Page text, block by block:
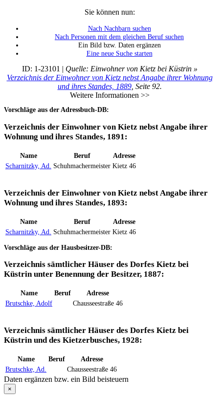
Sie können nun:
Nach Nachbarn suchen
Nach Personen mit dem gleichen Beruf suchen
Ein Bild bzw. Daten ergänzen
Eine neue Suche starten
ID: 1-23101 | Quelle: Einwohner von Kietz bei Küstrin »
Verzeichnis der Einwohner von Kietz nebst Angabe ihrer Wohnung
und ihres Standes, 1889, Seite 92.
Weitere Informationen >>
Vorschläge aus der Adressbuch-DB:
Verzeichnis der Einwohner von Kietz nebst Angabe ihrer
Wohnung und ihres Standes, 1891:
Name Beruf
Adresse
Scharnitzky, Ad.
Schuhmachermeister Kietz 46
Verzeichnis der Einwohner von Kietz nebst Angabe ihrer
Wohnung und ihres Standes, 1893:
Name Beruf
Adresse
Scharnitzky, Ad.
Schuhmachermeister Kietz 46
Vorschläge aus der Hausbesitzer-DB:
Verzeichnis sämtlicher Häuser des Dorfes Kietz bei
Küstrin unter Benennung der Besitzer, 1887:
Name Beruf
Adresse
Brutschke, Adolf
Chausseestraße 46
Verzeichnis sämtlicher Häuser des Dorfes Kietz bei
Küstrin und des Kietzerbusches, 1928:
Name Beruf
Adresse
Brutschke, Ad.
Chausseestraße 46
Daten ergänzen bzw. ein Bild beisteuern
×